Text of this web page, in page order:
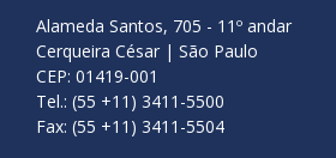
Alameda Santos, 705 - 11º andar
Cerqueira César | São Paulo
CEP: 01419-001
Tel.: (55 +11) 3411-5500
Fax: (55 +11) 3411-5504